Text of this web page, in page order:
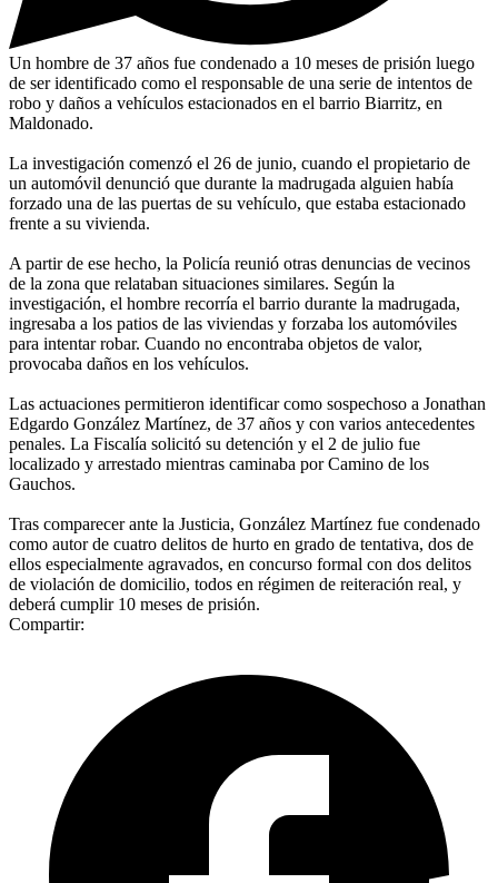
Un hombre de 37 años fue condenado a 10 meses de prisión luego
de ser identificado como el responsable de una serie de intentos de
robo y daños a vehículos estacionados en el barrio Biarritz, en
Maldonado.
La investigación comenzó el 26 de junio, cuando el propietario de
un automóvil denunció que durante la madrugada alguien había
forzado una de las puertas de su vehículo, que estaba estacionado
frente a su vivienda.
A partir de ese hecho, la Policía reunió otras denuncias de vecinos
de la zona que relataban situaciones similares. Según la
investigación, el hombre recorría el barrio durante la madrugada,
ingresaba a los patios de las viviendas y forzaba los automóviles
para intentar robar. Cuando no encontraba objetos de valor,
provocaba daños en los vehículos.
Las actuaciones permitieron identificar como sospechoso a Jonathan
Edgardo González Martínez, de 37 años y con varios antecedentes
penales. La Fiscalía solicitó su detención y el 2 de julio fue
localizado y arrestado mientras caminaba por Camino de los
Gauchos.
Tras comparecer ante la Justicia, González Martínez fue condenado
como autor de cuatro delitos de hurto en grado de tentativa, dos de
ellos especialmente agravados, en concurso formal con dos delitos
de violación de domicilio, todos en régimen de reiteración real, y
deberá cumplir 10 meses de prisión.
Compartir: